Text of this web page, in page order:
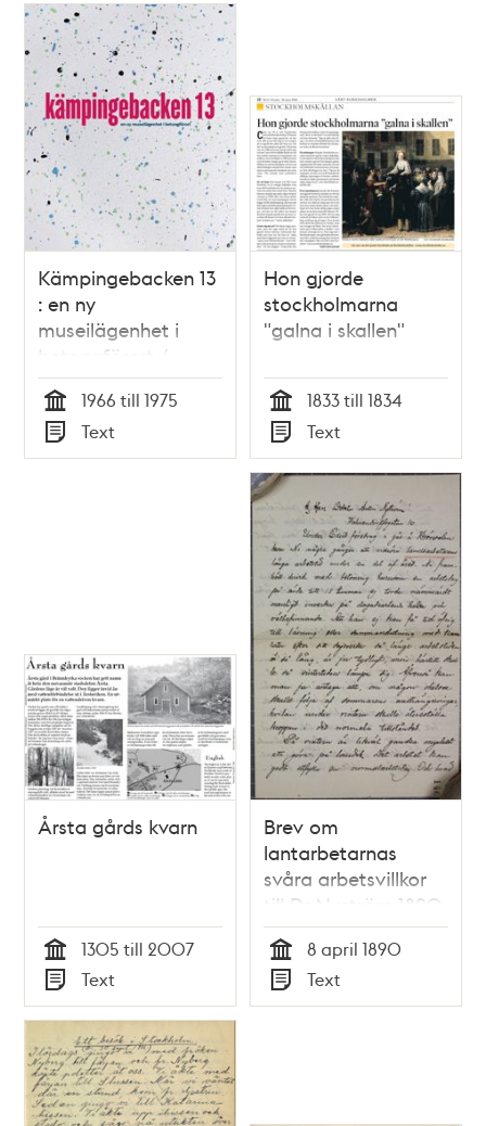
Kämpingebacken 13
: en ny
museilägenhet i
betongförort /
artikelförfattare:
Piamaria hallberg
Tid
1966 till 1975
Typ
Text
Hon gjorde
stockholmarna
"galna i skallen"
Tid
1833 till 1834
Typ
Text
Årsta gårds kvarn
Tid
1305 till 2007
Typ
Text
Brev om
lantarbetarnas
svåra arbetsvillkor
till Dr Nyström 1890
Tid
8 april 1890
Typ
Text